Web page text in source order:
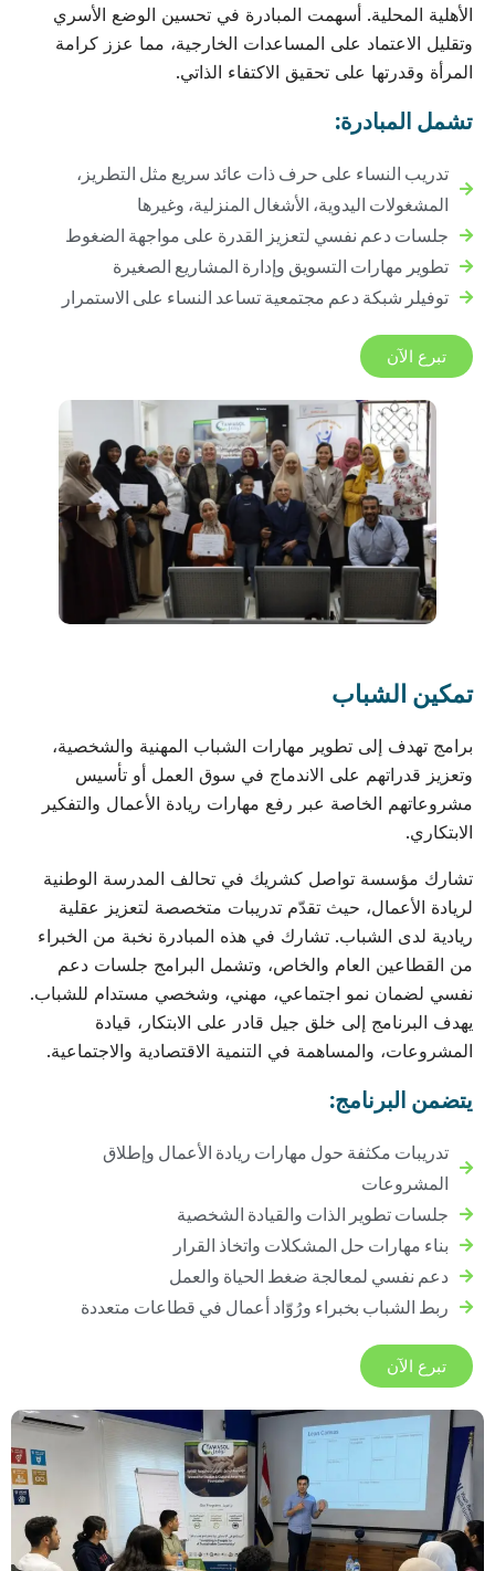
الأهلية المحلية. أسهمت المبادرة في تحسين الوضع الأسري
وتقليل الاعتماد على المساعدات الخارجية، مما عزز كرامة
المرأة وقدرتها على تحقيق الاكتفاء الذاتي.
تشمل المبادرة:
تدريب النساء على حرف ذات عائد سريع مثل التطريز،
المشغولات اليدوية، الأشغال المنزلية، وغيرها
جلسات دعم نفسي لتعزيز القدرة على مواجهة الضغوط
تطوير مهارات التسويق وإدارة المشاريع الصغيرة
توفيلر شبكة دعم مجتمعية تساعد النساء على الاستمرار
تبرع الآن
تمكين الشباب
برامج تهدف إلى تطوير مهارات الشباب المهنية والشخصية،
وتعزيز قدراتهم على الاندماج في سوق العمل أو تأسيس
مشروعاتهم الخاصة عبر رفع مهارات ريادة الأعمال والتفكير
الابتكاري.
تشارك مؤسسة تواصل كشريك في تحالف المدرسة الوطنية
لريادة الأعمال، حيث تقدّم تدريبات متخصصة لتعزيز عقلية
ريادية لدى الشباب. تشارك في هذه المبادرة نخبة من الخبراء
من القطاعين العام والخاص، وتشمل البرامج جلسات دعم
نفسي لضمان نمو اجتماعي، مهني، وشخصي مستدام للشباب.
يهدف البرنامج إلى خلق جيل قادر على الابتكار، قيادة
المشروعات، والمساهمة في التنمية الاقتصادية والاجتماعية.
يتضمن البرنامج:
تدريبات مكثفة حول مهارات ريادة الأعمال وإطلاق
المشروعات
جلسات تطوير الذات والقيادة الشخصية
بناء مهارات حل المشكلات واتخاذ القرار
دعم نفسي لمعالجة ضغط الحياة والعمل
ربط الشباب بخبراء ورُوّاد أعمال في قطاعات متعددة
تبرع الآن